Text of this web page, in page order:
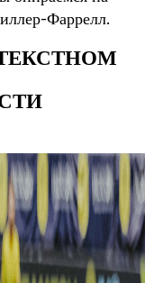
Фаррелл.